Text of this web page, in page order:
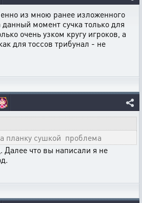
из мною ранее изложенного
момент сучка только для
очень узком кругу игроков, а
для тоссов трибунал - не
планку сушкой проблема
Далее что вы написали я не